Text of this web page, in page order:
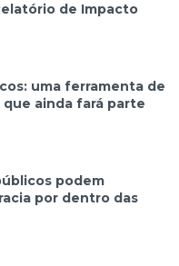
de Impacto
uma ferramenta de
ainda fará parte
podem
por dentro das